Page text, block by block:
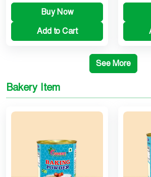
Buy Now
Add to Cart
See More
Bakery Item